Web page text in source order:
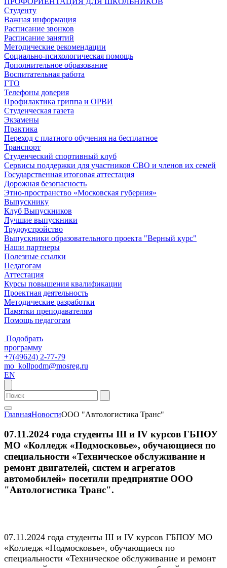
Студенту
Важная информация
Расписание звонков
Расписание занятий
Методические рекомендации
Социально-психологическая помощь
Дополнительное образование
Воспитательная работа
ГТО
Телефоны доверия
Профилактика гриппа и ОРВИ
Cтуденческая газета
Экзамены
Практика
Переход с платного обучения на бесплатное
Транспорт
Студенческий спортивный клуб
Сервисы поддержки для участников СВО и членов их семей
Государственная итоговая аттестация
Дорожная безопасность
Этно-пространство «Московская губерния»
Выпускнику
Клуб Выпускников
Лучшие выпускники
Трудоустройство
Выпускники образовательного проекта "Верный курс"
Наши партнеры
Полезные ссылки
Педагогам
Аттестация
Курсы повышения квалификации
Проектная деятельность
Методические разработки
Памятки преподавателям
Помощь педагогам
Подобрать
программу
+7(49624) 2-77-79
mo_kollpodm@mosreg.ru
EN
ГлавнаяНовостиООО "Автологистика Транс"
07.11.2024 года студенты III и IV курсов ГБПОУ
МО «Колледж «Подмосковье», обучающиеся по
специальности «Техническое обслуживание и
ремонт двигателей, систем и агрегатов
автомобилей» посетили предприятие ООО
"Автологистика Транс".
07.11.2024 года студенты III и IV курсов ГБПОУ МО
«Колледж «Подмосковье», обучающиеся по
специальности «Техническое обслуживание и ремонт